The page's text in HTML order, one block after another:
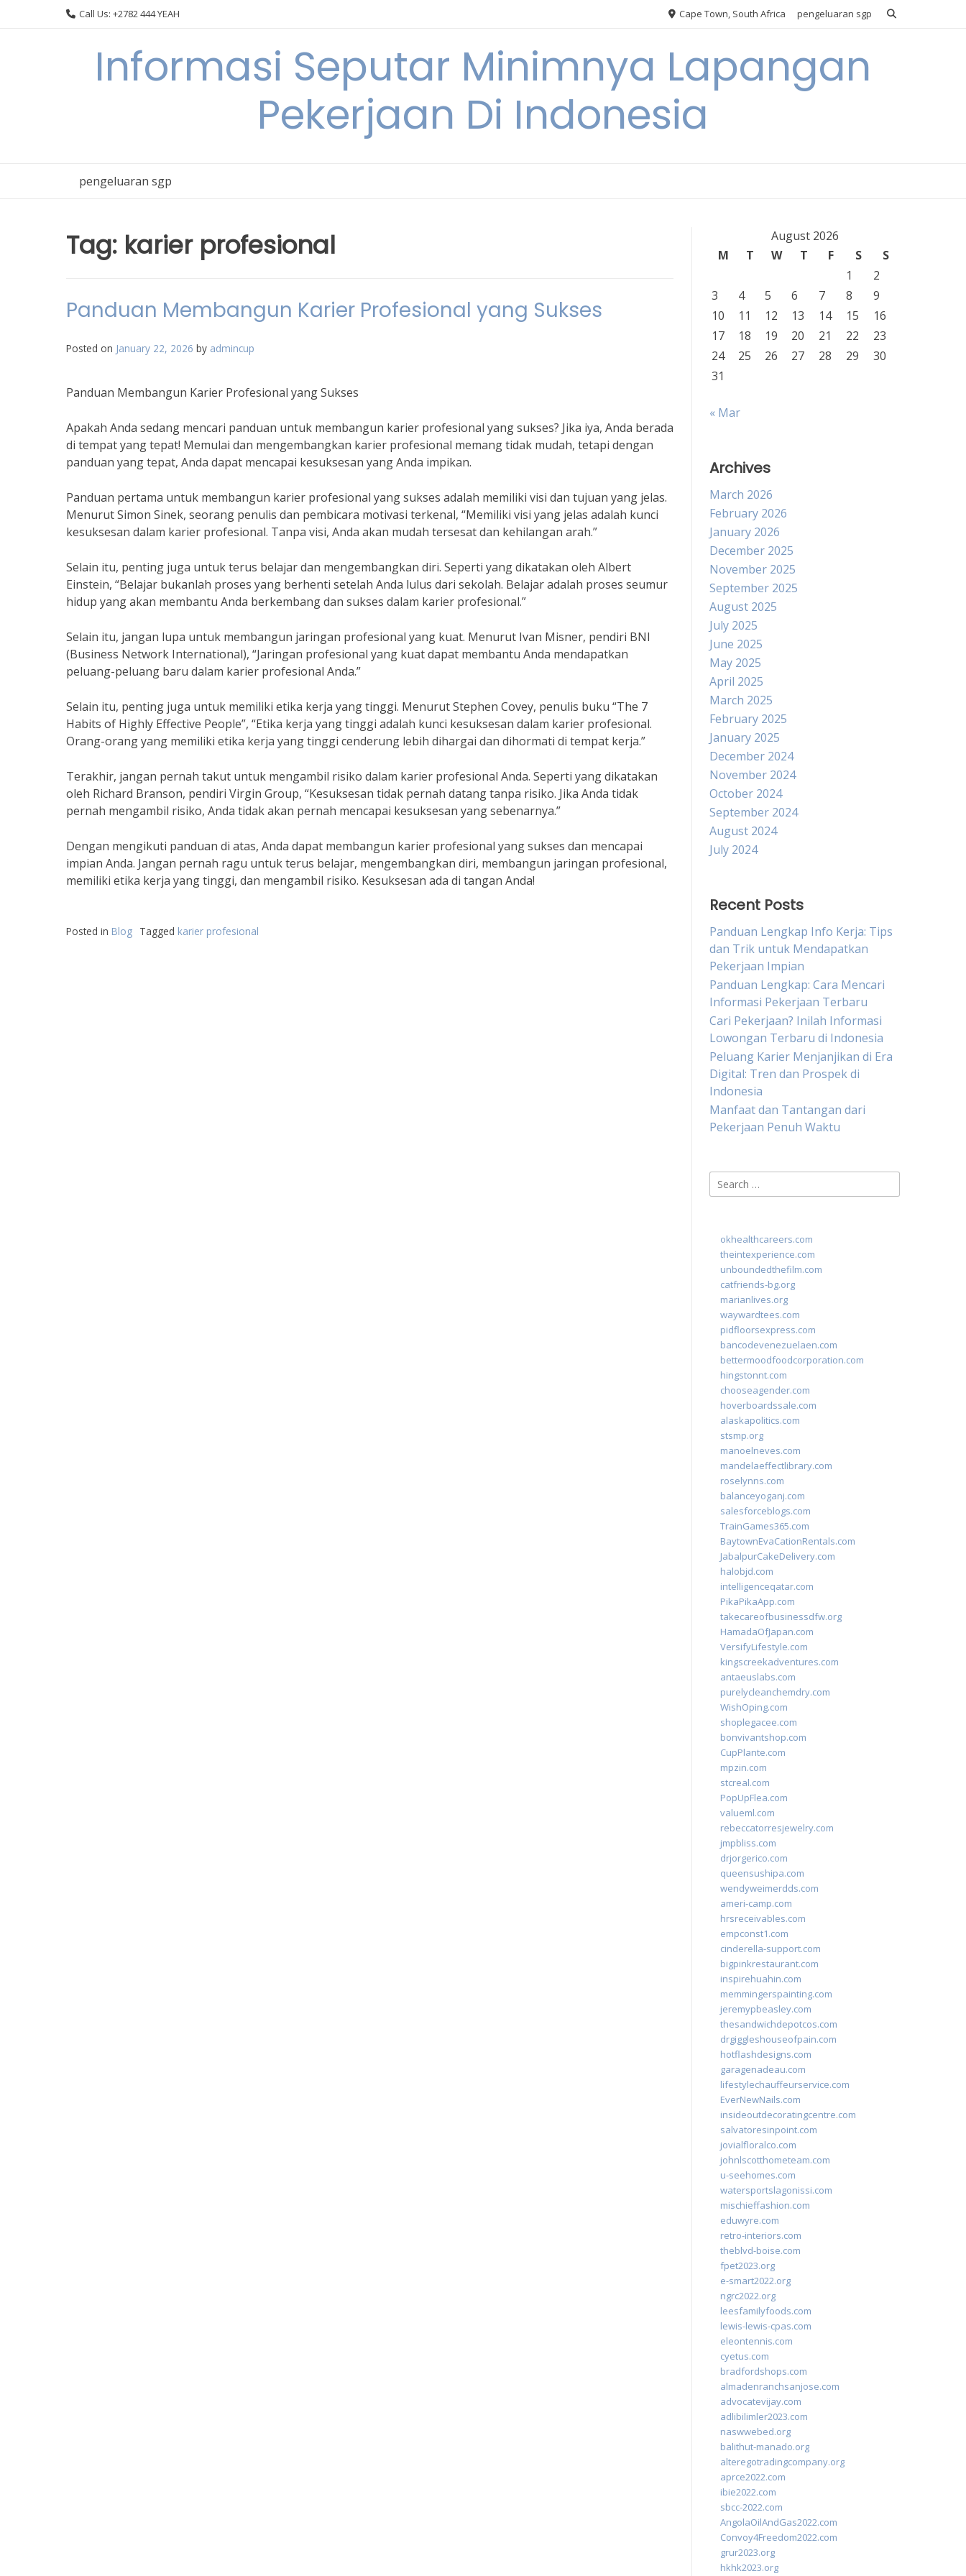
Call Us: +2782 444 YEAH Cape Town, South Africa pengeluaran sgp
Informasi Seputar Minimnya Lapangan
Pekerjaan Di Indonesia
pengeluaran sgp
Tag: karier profesional
Panduan Membangun Karier Profesional yang Sukses
Posted on January 22, 2026 by admincup
Panduan Membangun Karier Profesional yang Sukses
Apakah Anda sedang mencari panduan untuk membangun karier profesional yang sukses? Jika iya, Anda berada
di tempat yang tepat! Memulai dan mengembangkan karier profesional memang tidak mudah, tetapi dengan
panduan yang tepat, Anda dapat mencapai kesuksesan yang Anda impikan.
Panduan pertama untuk membangun karier profesional yang sukses adalah memiliki visi dan tujuan yang jelas.
Menurut Simon Sinek, seorang penulis dan pembicara motivasi terkenal, “Memiliki visi yang jelas adalah kunci
kesuksesan dalam karier profesional. Tanpa visi, Anda akan mudah tersesat dan kehilangan arah.”
Selain itu, penting juga untuk terus belajar dan mengembangkan diri. Seperti yang dikatakan oleh Albert
Einstein, “Belajar bukanlah proses yang berhenti setelah Anda lulus dari sekolah. Belajar adalah proses seumur
hidup yang akan membantu Anda berkembang dan sukses dalam karier profesional.”
Selain itu, jangan lupa untuk membangun jaringan profesional yang kuat. Menurut Ivan Misner, pendiri BNI
(Business Network International), “Jaringan profesional yang kuat dapat membantu Anda mendapatkan
peluang-peluang baru dalam karier profesional Anda.”
Selain itu, penting juga untuk memiliki etika kerja yang tinggi. Menurut Stephen Covey, penulis buku “The 7
Habits of Highly Effective People”, “Etika kerja yang tinggi adalah kunci kesuksesan dalam karier profesional.
Orang-orang yang memiliki etika kerja yang tinggi cenderung lebih dihargai dan dihormati di tempat kerja.”
Terakhir, jangan pernah takut untuk mengambil risiko dalam karier profesional Anda. Seperti yang dikatakan
oleh Richard Branson, pendiri Virgin Group, “Kesuksesan tidak pernah datang tanpa risiko. Jika Anda tidak
pernah mengambil risiko, Anda tidak akan pernah mencapai kesuksesan yang sebenarnya.”
Dengan mengikuti panduan di atas, Anda dapat membangun karier profesional yang sukses dan mencapai
impian Anda. Jangan pernah ragu untuk terus belajar, mengembangkan diri, membangun jaringan profesional,
memiliki etika kerja yang tinggi, dan mengambil risiko. Kesuksesan ada di tangan Anda!
Posted in Blog Tagged karier profesional
August 2026
M
T W T F S
S
1
2
3
4 5 6 7 8
9
10
11 12 13 14 15
16
17
18 19 20 21 22
23
24
25 26 27 28 29
30
31
« Mar
Archives
March 2026
February 2026
January 2026
December 2025
November 2025
September 2025
August 2025
July 2025
June 2025
May 2025
April 2025
March 2025
February 2025
January 2025
December 2024
November 2024
October 2024
September 2024
August 2024
July 2024
Recent Posts
Panduan Lengkap Info Kerja: Tips
dan Trik untuk Mendapatkan
Pekerjaan Impian
Panduan Lengkap: Cara Mencari
Informasi Pekerjaan Terbaru
Cari Pekerjaan? Inilah Informasi
Lowongan Terbaru di Indonesia
Peluang Karier Menjanjikan di Era
Digital: Tren dan Prospek di
Indonesia
Manfaat dan Tantangan dari
Pekerjaan Penuh Waktu
Search
for:
okhealthcareers.com
theintexperience.com
unboundedthefilm.com
catfriends-bg.org
marianlives.org
waywardtees.com
pidfloorsexpress.com
bancodevenezuelaen.com
bettermoodfoodcorporation.com
hingstonnt.com
chooseagender.com
hoverboardssale.com
alaskapolitics.com
stsmp.org
manoelneves.com
mandelaeffectlibrary.com
roselynns.com
balanceyoganj.com
salesforceblogs.com
TrainGames365.com
BaytownEvaCationRentals.com
JabalpurCakeDelivery.com
halobjd.com
intelligenceqatar.com
PikaPikaApp.com
takecareofbusinessdfw.org
HamadaOfJapan.com
VersifyLifestyle.com
kingscreekadventures.com
antaeuslabs.com
purelycleanchemdry.com
WishOping.com
shoplegacee.com
bonvivantshop.com
CupPlante.com
mpzin.com
stcreal.com
PopUpFlea.com
valueml.com
rebeccatorresjewelry.com
jmpbliss.com
drjorgerico.com
queensushipa.com
wendyweimerdds.com
ameri-camp.com
hrsreceivables.com
empconst1.com
cinderella-support.com
bigpinkrestaurant.com
inspirehuahin.com
memmingerspainting.com
jeremypbeasley.com
thesandwichdepotcos.com
drgiggleshouseofpain.com
hotflashdesigns.com
garagenadeau.com
lifestylechauffeurservice.com
EverNewNails.com
insideoutdecoratingcentre.com
salvatoresinpoint.com
jovialfloralco.com
johnlscotthometeam.com
u-seehomes.com
watersportslagonissi.com
mischieffashion.com
eduwyre.com
retro-interiors.com
theblvd-boise.com
fpet2023.org
e-smart2022.org
ngrc2022.org
leesfamilyfoods.com
lewis-lewis-cpas.com
eleontennis.com
cyetus.com
bradfordshops.com
almadenranchsanjose.com
advocatevijay.com
adlibilimler2023.com
naswwebed.org
balithut-manado.org
alteregotradingcompany.org
aprce2022.com
ibie2022.com
sbcc-2022.com
AngolaOilAndGas2022.com
Convoy4Freedom2022.com
grur2023.org
hkhk2023.org